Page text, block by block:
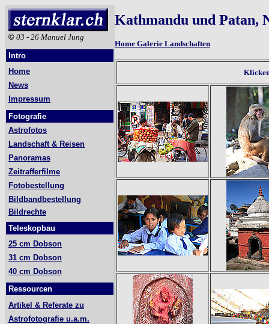
© 03 - 26 Manuel Jung
Intro
Home
News
Impressum
Fotografie
Astrofotos
Landschaft & Reisen
Panoramas
Zeitrafferfilme
Fotobestellung
Bildbandbestellung
Bildrechte
Teleskopbau
25 cm Dobson
31 cm Dobson
40 cm Dobson
Ressourcen
Artikel & Referate zu
Astrofotografie u.a.m.
Kathmandu und Patan,
Home Galerie Landschaften